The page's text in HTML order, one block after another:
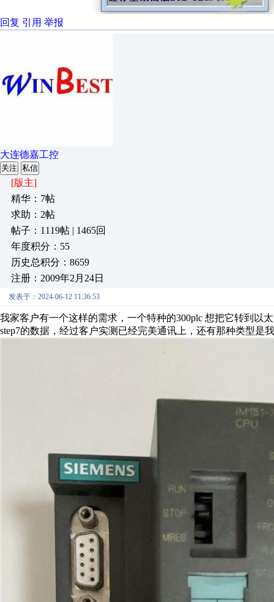
回复 引用 举报
大连德嘉工控
关注 私信
[版主]
精华：7帖
求助：2帖
帖子：1119帖 | 1465回
年度积分：55
历史总积分：8659
注册：2009年2月24日
发表于：2024-06-12 11:36:53
我家客户有一个这样的需求，一个特种的300plc 想把它转到以
step7的数据，经过客户实测已经完美通讯上，还有那种类型是